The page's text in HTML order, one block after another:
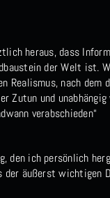
heraus, dass
der Welt ist.
Realismus, nach dem
Zutun und unabhängig
verabschieden“
den ich persönlich
äußerst wichtigen